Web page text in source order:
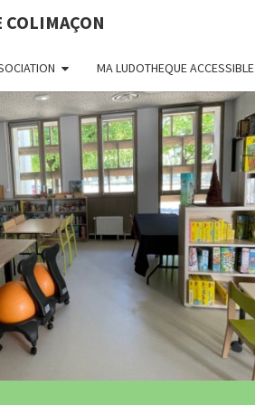
COLIMAÇON
MA LUDOTHEQUE ACCESSIBLE